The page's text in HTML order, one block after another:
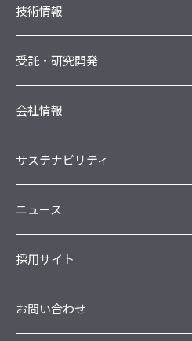
技術情報
受託・研究開発
会社情報
サステナビリティ
ニュース
採用サイト
お問い合わせ